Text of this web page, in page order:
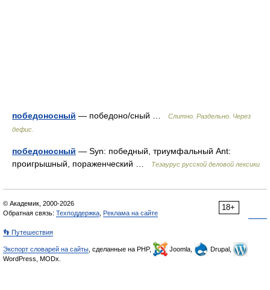
победоносный — победоно/сный …
Слитно. Раздельно. Через
дефис.
победоносный — Syn: победный, триумфальный Ant:
проигрышный, пораженческий …
Тезаурус русской деловой лексики
18+
© Академик, 2000-2026
Обратная связь: Техподдержка Реклама на сайте
👣 Путешествия
Экспорт словарей на сайты , сделанные на PHP, Joomla,
Drupal,
WordPress, MODx.